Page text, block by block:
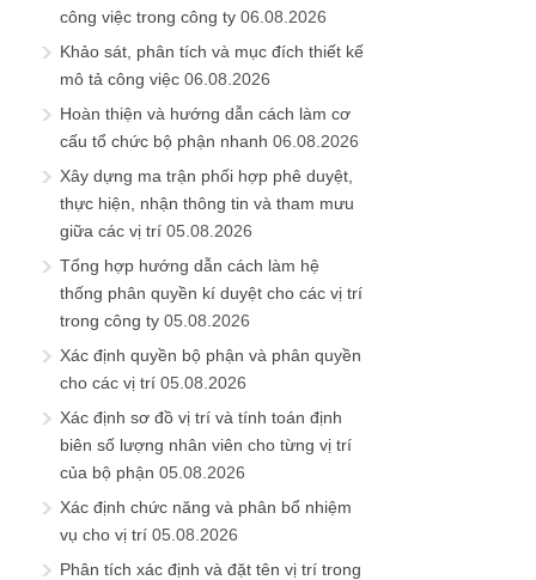
công việc trong công ty 06.08.2026
Khảo sát, phân tích và mục đích thiết kế
mô tả công việc 06.08.2026
Hoàn thiện và hướng dẫn cách làm cơ
cấu tổ chức bộ phận nhanh 06.08.2026
Xây dựng ma trận phối hợp phê duyệt,
thực hiện, nhận thông tin và tham mưu
giữa các vị trí 05.08.2026
Tổng hợp hướng dẫn cách làm hệ
thống phân quyền kí duyệt cho các vị trí
trong công ty 05.08.2026
Xác định quyền bộ phận và phân quyền
cho các vị trí 05.08.2026
Xác định sơ đồ vị trí và tính toán định
biên số lượng nhân viên cho từng vị trí
của bộ phận 05.08.2026
Xác định chức năng và phân bổ nhiệm
vụ cho vị trí 05.08.2026
Phân tích xác định và đặt tên vị trí trong